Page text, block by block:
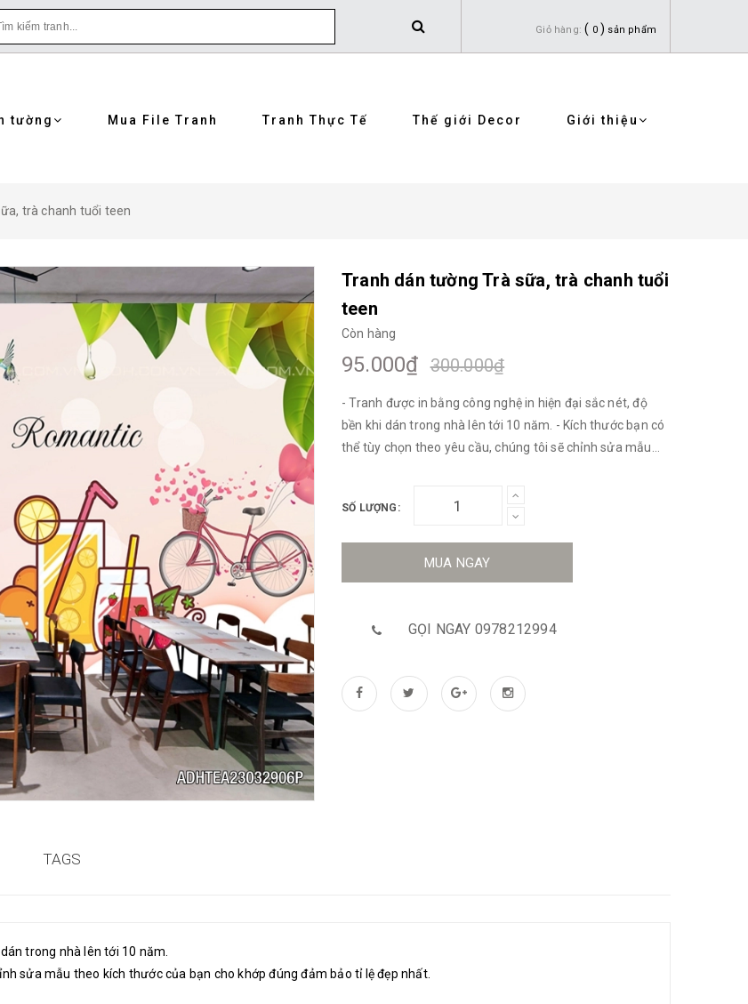
Giỏ hàng: ( 0 ) sản phẩm
tường Mua File Tranh Tranh Thực Tế Thế giới Decor Giới thiệu
trà chanh tuổi teen
Tranh dán tường Trà sữa, trà chanh tuổi
teen
Còn hàng
95.000₫ 300.000₫
- Tranh được in bằng công nghệ in hiện đại sắc nét, độ
bền khi dán trong nhà lên tới 10 năm. - Kích thước bạn có
thể tùy chọn theo yêu cầu, chúng tôi sẽ chỉnh sửa mẫu
nhất. - Màu sắc sang trọng, trung thực, không bóng sến ,
rẻ tiền. Bạn có thể tùy chọn nhiều chất liệu: canvas, lụa,
SỐ LƯỢNG:
MUA NGAY
GỌI NGAY 0978212994
TAGS
trong nhà lên tới 10 năm.
sửa mẫu theo kích thước của bạn cho khớp đúng đảm bảo tỉ lệ đẹp nhất.